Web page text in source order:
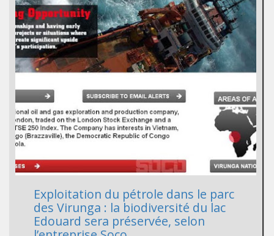
Exploitation du pétrole dans le parc
des Virunga : la biodiversité du lac
Edouard sera préservée, selon